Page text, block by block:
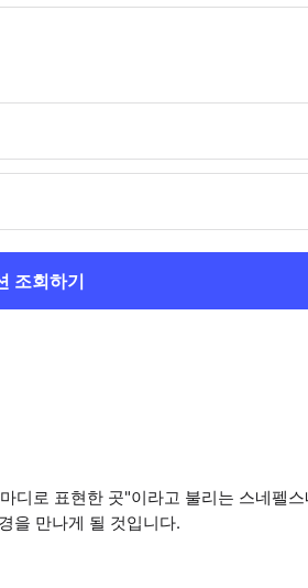
조회하기
디로 표현한 곳"이라고 불리는 스네펠
을 만나게 될 것입니다.